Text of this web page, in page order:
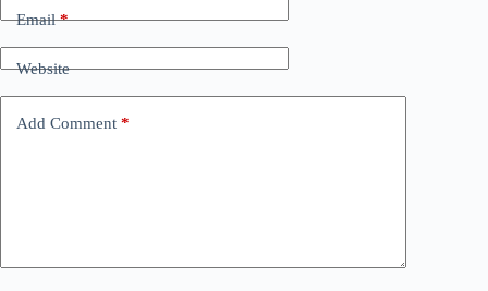
Email*
Website
Add Comment *